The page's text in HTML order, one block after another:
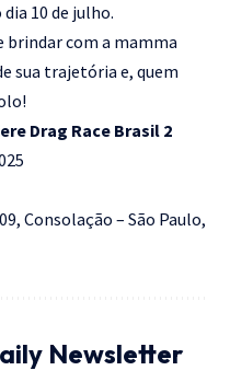
10 de julho.
brindar com a mamma
sua trajetória e, quem
Drag Race Brasil 2
Consolação – São Paulo,
Newsletter